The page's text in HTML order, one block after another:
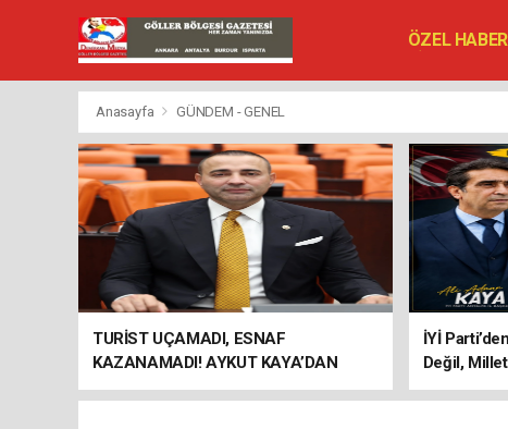
ÖZEL HABER
VEFAT
Anasayfa GÜNDEM - GENEL
TURİST UÇAMADI, ESNAF
KAZANAMADI! AYKUT KAYA’DAN
"BAGAJ HAKKI" ÇAĞRISI
İYİ
Değil,